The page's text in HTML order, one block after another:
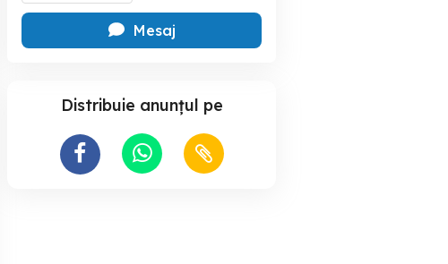
Mesaj
Distribuie anunțul pe